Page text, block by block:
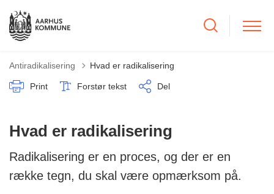
Antiradikalisering Hvad er radikalisering
Print Forstør tekst Del
Hvad er radikalisering
Radikalisering er en proces, og der er en
række tegn, du skal være opmærksom på.